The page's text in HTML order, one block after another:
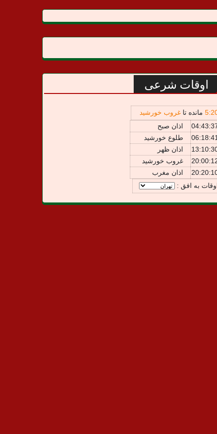
اوقات شرعی
5: مانده تا غروب خورشید
اذان صبح
06:18:41
طلوع خورشید
اذان ظهر
غروب خورشید
اذان مغرب
به افق :